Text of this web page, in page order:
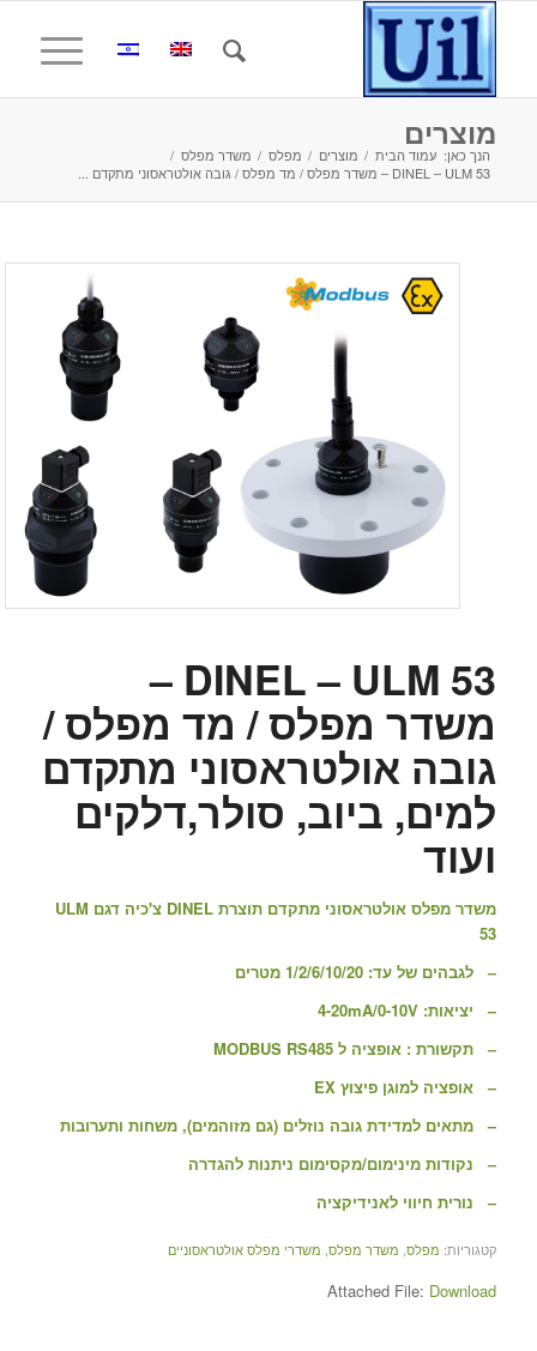
מוצרים
הנך כאן: עמוד הבית / מוצרים / מפלס / משדר מפלס /
DINEL – ULM 53 – משדר מפלס / מד מפלס / גובה אולטראסוני מתקדם ...
DINEL – ULM 53 –
משדר מפלס / מד מפלס /
גובה אולטראסוני מתקדם
למים, ביוב, סולר,דלקים
ועוד
משדר מפלס אולטראסוני מתקדם תוצרת DINEL צ'כיה דגם ULM
53
– לגבהים של עד: 1/2/6/10/20 מטרים
– יציאות: 4-20mA/0-10V
– תקשורת : אופציה ל MODBUS RS485
– אופציה למוגן פיצוץ EX
– מתאים למדידת גובה נוזלים (גם מזוהמים), משחות ותערובות
– נקודות מינימום/מקסימום ניתנות להגדרה
– נורית חיווי לאנידיקציה
קטגוריות: מפלס, משדר מפלס, משדרי מפלס אולטראסוניים
Attached File: Download